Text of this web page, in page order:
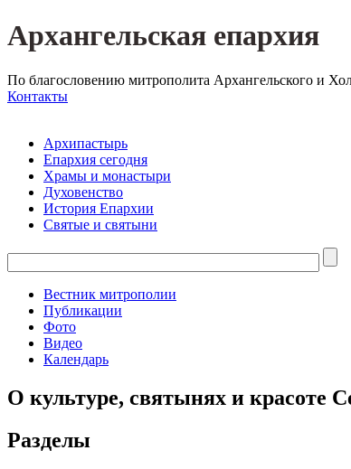
Архангельская епархия
По благословению митрополита Архангельского и
Контакты
Архипастырь
Епархия сегодня
Храмы и монастыри
Духовенство
История Епархии
Святые и святыни
Вестник митрополии
Публикации
Фото
Видео
Календарь
О культуре, святынях и красоте
Разделы